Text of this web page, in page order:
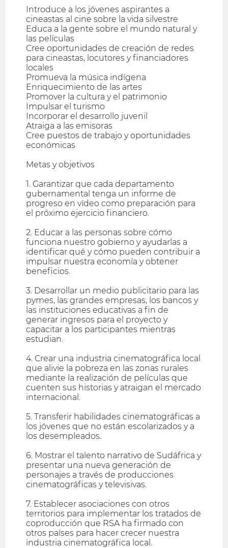
Introduce a los jóvenes aspirantes a
cineastas al cine sobre la vida silvestre
Educa a la gente sobre el mundo natural y
las películas
Cree oportunidades de creación de redes
para cineastas, locutores y financiadores
locales
Promueva la música indígena
Enriquecimiento de las artes
Promover la cultura y el patrimonio
Impulsar el turismo
Incorporar el desarrollo juvenil
Atraiga a las emisoras
Cree puestos de trabajo y oportunidades
económicas
Metas y objetivos
1. Garantizar que cada departamento
gubernamental tenga un informe de
progreso en vídeo como preparación para
el próximo ejercicio financiero.
2. Educar a las personas sobre cómo
funciona nuestro gobierno y ayudarlas a
identificar qué y cómo pueden contribuir a
impulsar nuestra economía y obtener
beneficios.
3. Desarrollar un medio publicitario para las
pymes, las grandes empresas, los bancos y
las instituciones educativas a fin de
generar ingresos para el proyecto y
capacitar a los participantes mientras
estudian.
4. Crear una industria cinematográfica local
que alivie la pobreza en las zonas rurales
mediante la realización de películas que
cuenten sus historias y atraigan el mercado
internacional.
5. Transferir habilidades cinematográficas a
los jóvenes que no están escolarizados y a
los desempleados.
6. Mostrar el talento narrativo de Sudáfrica y
presentar una nueva generación de
personajes a través de producciones
cinematográficas y televisivas.
7. Establecer asociaciones con otros
territorios para implementar los tratados de
coproducción que RSA ha firmado con
otros países para hacer crecer nuestra
industria cinematográfica local.